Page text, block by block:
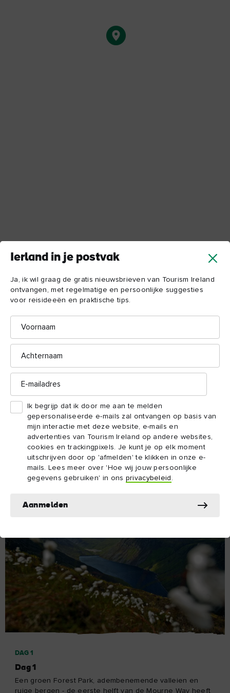
DAG 1
Dag 1
Een groen Forest Park, adembenemende valleien en
ruige bergen - de eerste helft van de Mourne Way heeft
Ierland in je postvak
Ja, ik wil graag de gratis nieuwsbrieven van Tourism Ireland
ontvangen, met regelmatige en persoonlijke suggesties
voor reisideeën en praktische tips.
Voornaam
Achternaam
E-
mailadres
Ik begrijp dat ik door me aan te melden
gepersonaliseerde e-mails zal ontvangen op basis van
mijn interactie met deze website, e-mails en
advertenties van Tourism Ireland op andere websites,
cookies en trackingpixels. Je kunt je op elk moment
uitschrijven door op 'afmelden' te klikken in onze e-
mails. Lees meer over 'Hoe wij jouw persoonlijke
gegevens gebruiken' in ons privacybeleid
Aanmelden